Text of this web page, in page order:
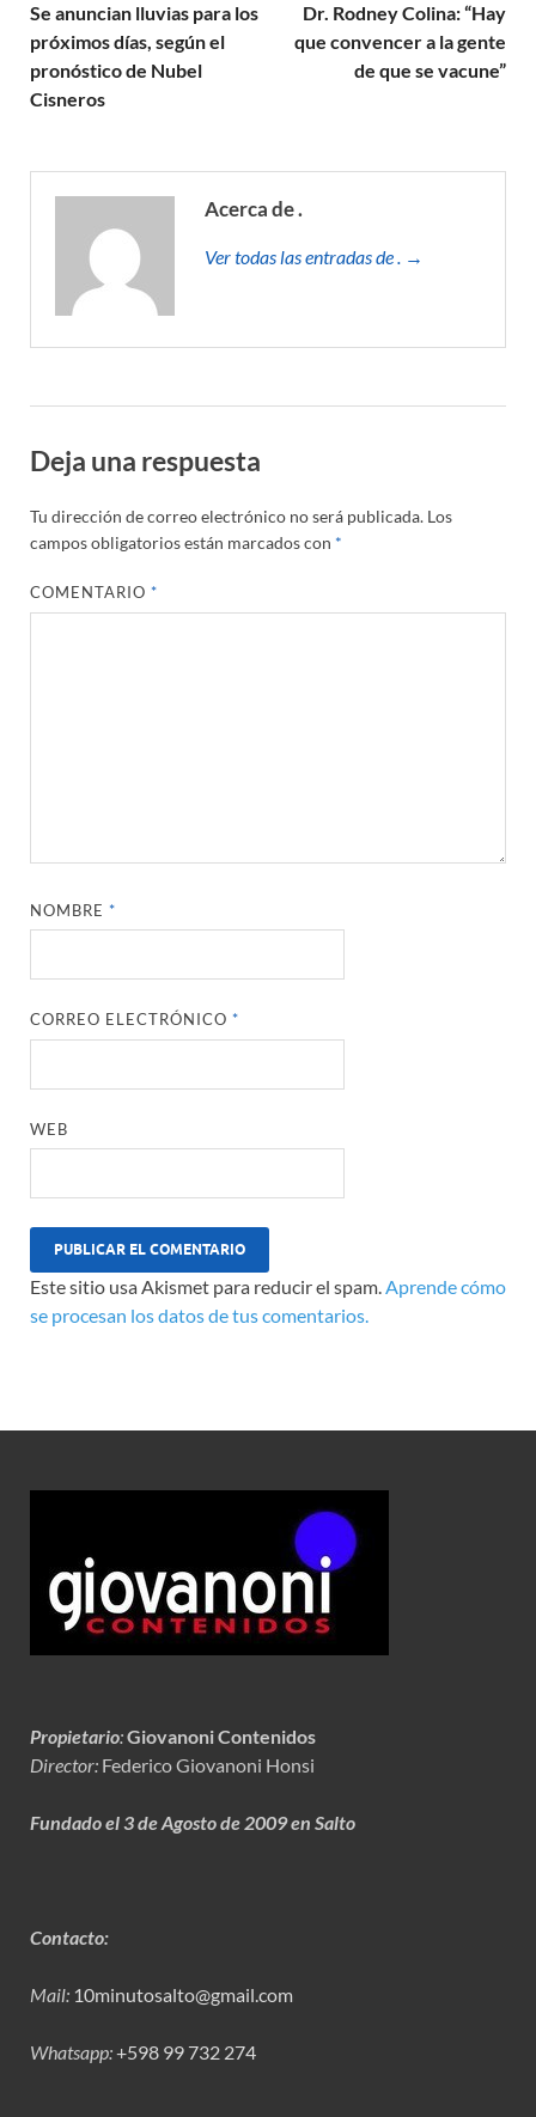
Se anuncian lluvias para los
próximos días, según el
pronóstico de Nubel
Cisneros
Dr. Rodney Colina: “Hay
que convencer a la gente
de que se vacune”
Acerca de .
Ver todas las entradas de . →
Deja una respuesta
Tu dirección de correo electrónico no será publicada. Los
campos obligatorios están marcados con *
COMENTARIO*
NOMBRE*
CORREO ELECTRÓNICO*
WEB
Este sitio usa Akismet para reducir el spam.Aprende cómo
se procesan los datos de tus comentarios.
Propietario:Giovanoni Contenidos
Director: Federico Giovanoni Honsi
Fundado el 3 de Agosto de 2009 en Salto
Contacto:
Mail: 10minutosalto@gmail.com
Whatsapp:+598 99 732 274